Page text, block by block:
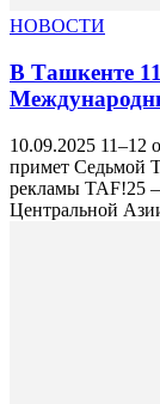
НОВОСТИ
В Ташкенте
10.09.2025 11–12
примет Седьмой
рекламы TAF!25
Центральной